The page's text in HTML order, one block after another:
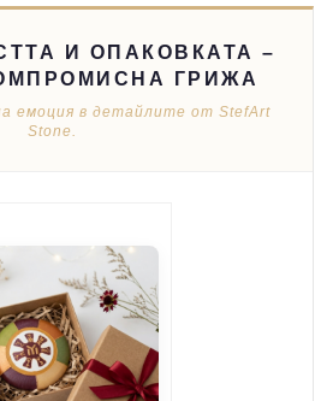
И ОПАКОВКАТА –
ГРИЖА
емоция в детайлите от StefArt
Stone.